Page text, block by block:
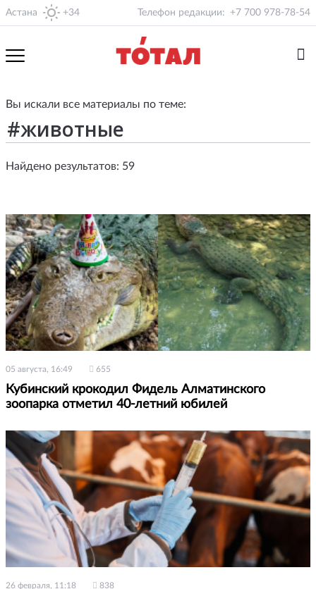
Астана +34 Телефон редакции: +7 700 978-78-54
Вы искали все материалы по теме:
Найдено результатов: 59
05 августа, 16:49 655
Кубинский крокодил Фидель Алматинского
зоопарка отметил 40-летний юбилей
26 февраля, 11:18 838